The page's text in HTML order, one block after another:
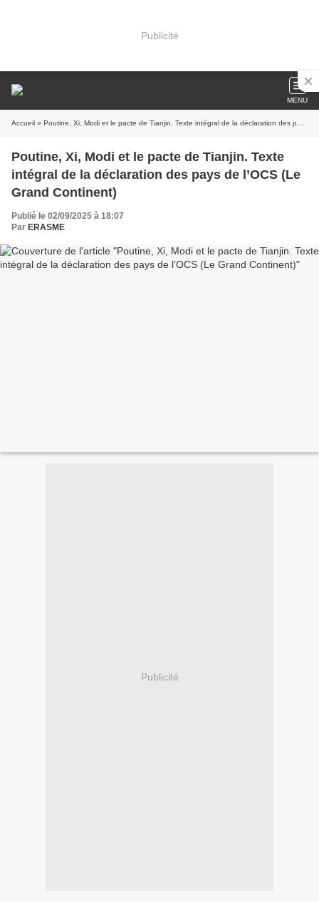
Publicité
MENU
Accueil » Poutine, Xi, Modi et le pacte de Tianjin. Texte intégral de la déclaration des pays de l’OCS (Le Grand Continent)
Poutine, Xi, Modi et le pacte de Tianjin. Texte
intégral de la déclaration des pays de l’OCS (Le
Grand Continent)
Publié le 02/09/2025 à 18:07
Par ERASME
Publicité